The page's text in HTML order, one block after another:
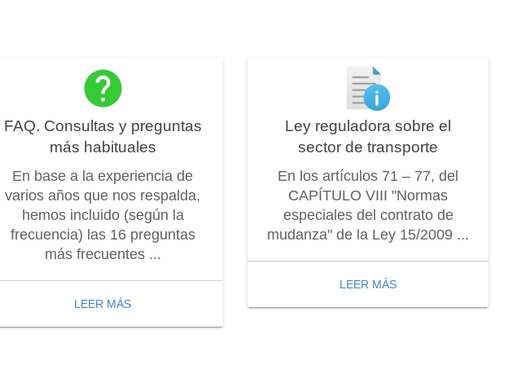
FAQ. Consultas y preguntas
más habituales
En base a la experiencia de
varios años que nos respalda,
hemos incluido (según la
frecuencia) las 16 preguntas
más frecuentes ...
LEER MÁS
Ley reguladora sobre el
sector de transporte
En los artículos 71 – 77, del
CAPÍTULO VIII "Normas
especiales del contrato de
mudanza" de la Ley 15/2009 ...
LEER MÁS